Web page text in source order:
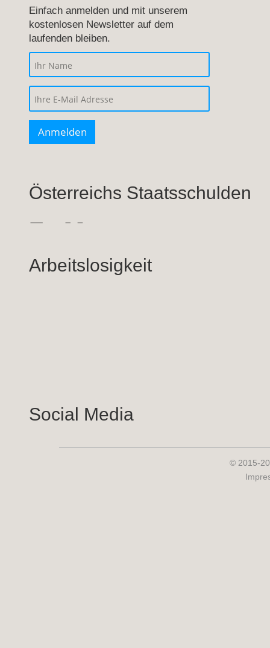
Einfach anmelden und mit unserem
kostenlosen Newsletter auf dem
laufenden bleiben.
Österreichs Staatsschulden
Arbeitslosigkeit
Social Media
© 2015-